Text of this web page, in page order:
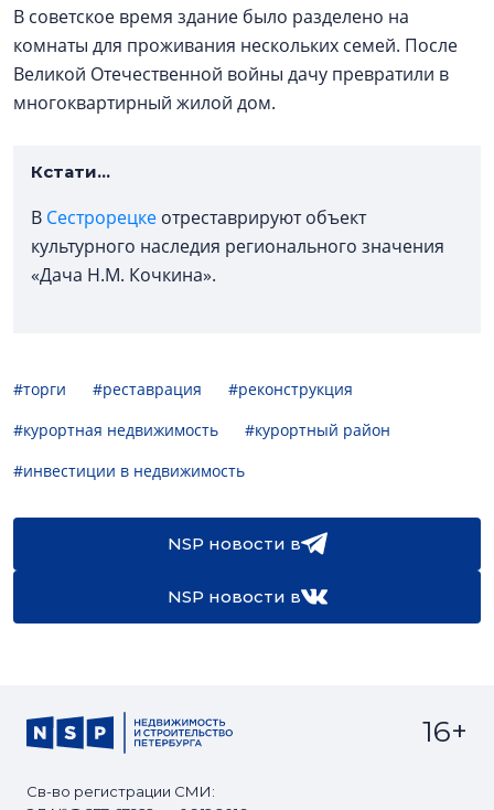
В советское время здание было разделено на
комнаты для проживания нескольких семей. После
Великой Отечественной войны дачу превратили в
многоквартирный жилой дом.
Кстати...
В Сестрорецке отреставрируют объект
культурного наследия регионального значения
«Дача Н.М. Кочкина».
#торги #реставрация
#реконструкция
#курортная недвижимость
#курортный район
#инвестиции в недвижимость
NSP новости в
NSP новости в
Св-во регистрации СМИ:
16+